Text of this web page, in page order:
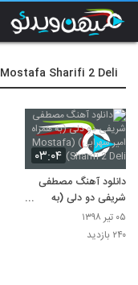
Mostafa Sharifi 2 Deli
۰۳:۰۴
دانلود آهنگ مصطفی
شریفی دو دلی (به
همراه امیر سهرابی)
(Mostafa Sharifi 2
۰۵ تیر ۱۳۹۸
۲۴۰ بازدید